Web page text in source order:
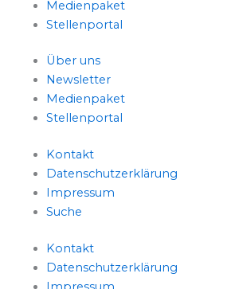
Medienpaket
Stellenportal
Über uns
Newsletter
Medienpaket
Stellenportal
Kontakt
Datenschutzerklärung
Impressum
Suche
Kontakt
Datenschutzerklärung